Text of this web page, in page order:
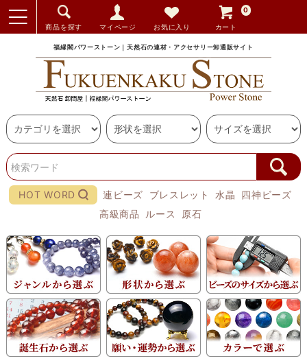
商品を探す マイページ お気に入り カート
0
福縁閣パワーストーン｜天然石の連材・アクセサリー卸通販サイト
HOT WORD 連ビーズ ブレスレット 水晶
四神ビーズ
高級商品
ルース 原石